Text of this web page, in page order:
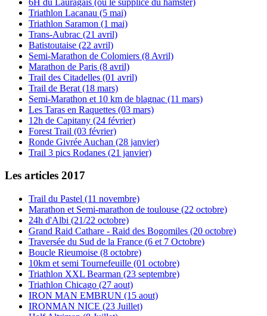
Triathlon Lacanau (5 mai)
Triathlon Saramon (1 mai)
Trans-Aubrac (21 avril)
Batistoutaise (22 avril)
Semi-Marathon de Colomiers (8 Avril)
Marathon de Paris (8 avril)
Trail des Citadelles (01 avril)
Trail de Berat (18 mars)
Semi-Marathon et 10 km de blagnac (11 mars)
Les Taras en Raquettes (03 mars)
12h de Capitany (24 février)
Forest Trail (03 février)
Ronde Givrée Auchan (28 janvier)
Trail 3 pics Rodanes (21 janvier)
Les articles 2017
Trail du Pastel (11 novembre)
Marathon et Semi-marathon de toulouse (22 octobre)
24h d'Albi (21/22 octobre)
Grand Raid Cathare - Raid des Bogomiles (20 octobre)
Traversée du Sud de la France (6 et 7 Octobre)
Boucle Rieumoise (8 octobre)
10km et semi Tournefeuille (01 octobre)
Triathlon XXL Bearman (23 septembre)
Triathlon Chicago (27 aout)
IRON MAN EMBRUN (15 aout)
IRONMAN NICE (23 Juillet)